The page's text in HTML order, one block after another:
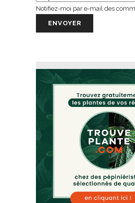
Notifiez-moi par e-mail des